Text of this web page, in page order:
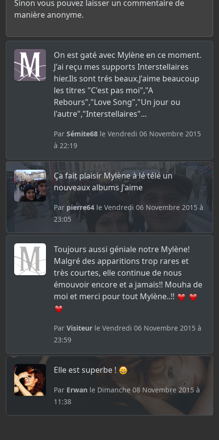
Sinon vous pouvez laisser un commentaire de
manière anonyme.
On est gaté avec Mylène en ce moment.
J'ai reçu mes supports Interstellaires
hier.Ils sont trés beaux.J'aime beaucoup
les titres "C'est pas moi","A
Rebours","Love Song","Un jour ou
l'autre","Interstellaires"...
Par Sémite68 le Vendredi 06 Novembre 2015
à 22:19
Ça fait plaisir Mylène à lé télé un
nouveaux albums J'aime
Par pierre64 le Vendredi 06 Novembre 2015 à
23:05
Toujours aussi géniale notre Mylène!
Malgré des apparitions trop rares et
très courtes, elle continue de nous
émouvoir encore et a jamais!! Mouha de
moi et merci pour tout Mylène..!!
Par Visiteur le Vendredi 06 Novembre 2015 à
23:59
Elle est superbe !
Par Erwan le Dimanche 08 Novembre 2015 à
11:38